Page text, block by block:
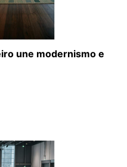
une modernismo e